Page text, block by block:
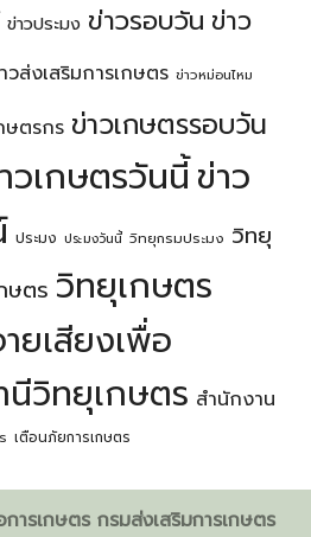
ข่าวประมง ข่าวรอบวัน ข่าว
วส่งเสริมการเกษตร ข่าวหม่อนไหม
ษตรกร ข่าวเกษตรรอบวัน
วเกษตรวันนี้ ข่าว
ประมง ประมงวันนี้ วิทยุกรมประมง วิทยุ
ษตร วิทยุเกษตร
ยเสียงเพื่อ
นีวิทยุเกษตร สำนักงาน
เตือนภัยการเกษตร
ารเกษตร กรมส่งเสริมการเกษตร